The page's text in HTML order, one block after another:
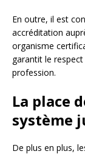
En outre, il est
accréditation
organisme
garantit le
profession.
La place
système
De plus en plus,